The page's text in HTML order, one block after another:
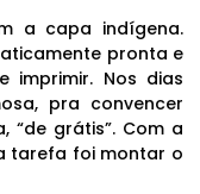
a capa indígena.
pronta e
Nos dias
pra convencer
“de grátis”. Com a
tarefa foi montar o